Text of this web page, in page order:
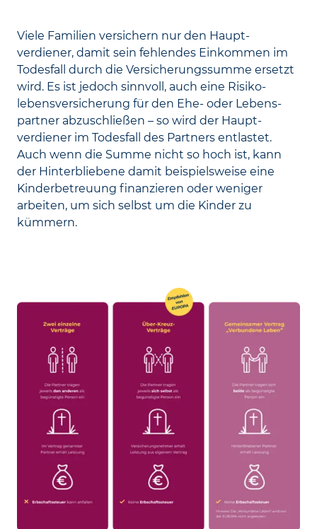
Viele Familien versichern nur den Haupt­
verdiener, damit sein fehlendes Ein­kommen im
Todes­fall durch die Versicherungs­summe ersetzt
wird. Es ist jedoch sinn­voll, auch eine Risiko­
lebens­versicherung für den Ehe- oder Lebens­
partner abzuschließen – so wird der Haupt­
verdiener im Todes­fall des Partners entlastet.
Auch wenn die Summe nicht so hoch ist, kann
der Hinter­bliebene damit beispielsweise eine
Kinder­betreuung finanzieren oder weniger
arbeiten, um sich selbst um die Kinder zu
kümmern.